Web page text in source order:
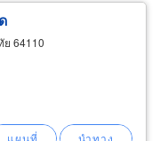
ย 64110